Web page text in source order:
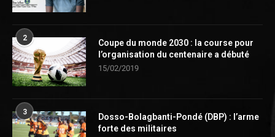
2
Coupe du monde 2030 : la course pour
l’organisation du centenaire a débuté
15/02/2019
3
Dosso-Bolagbanti-Pondé (DBP) : l’arme
forte des militaires